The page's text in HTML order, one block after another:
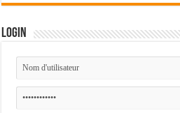
Login